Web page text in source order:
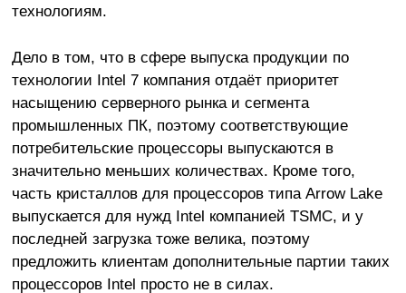
технологиям.
Дело в том, что в сфере выпуска продукции по
технологии Intel 7 компания отдаёт приоритет
насыщению серверного рынка и сегмента
промышленных ПК, поэтому соответствующие
потребительские процессоры выпускаются в
значительно меньших количествах. Кроме того,
часть кристаллов для процессоров типа Arrow Lake
выпускается для нужд Intel компанией TSMC, и у
последней загрузка тоже велика, поэтому
предложить клиентам дополнительные партии таких
процессоров Intel просто не в силах.